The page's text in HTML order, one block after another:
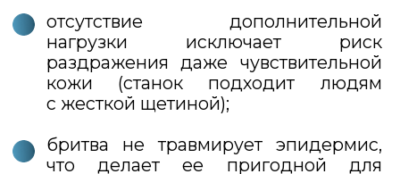
появилась возможность повернуть
ручку на 1/8 или 1/6 оборота
и сделать ее более удобной для
агрессивного бритья.
Причины перейти
на косорез: